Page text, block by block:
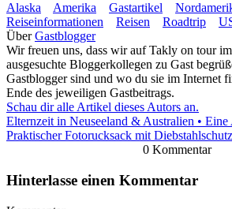
Alaska Amerika Gastartikel
Reiseinformationen
Reisen Roadtrip
ÜberGastblogger
Wir freuen uns, dass wir auf Takly on tour
ausgesuchte Bloggerkollegen zu Gast
Gastblogger sind und wo du sie im Internet
Ende des jeweiligen Gastbeitrags.
Schau dir alle Artikel dieses Autors an.
Elternzeit in Neuseeland & Australien •
Praktischer Fotorucksack mit Diebstahlschutz
0 Kommentar
Hinterlasse einen Kommentar